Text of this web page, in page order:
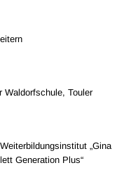
Waldorfschule, Touler
„Gina
Generation Plus“